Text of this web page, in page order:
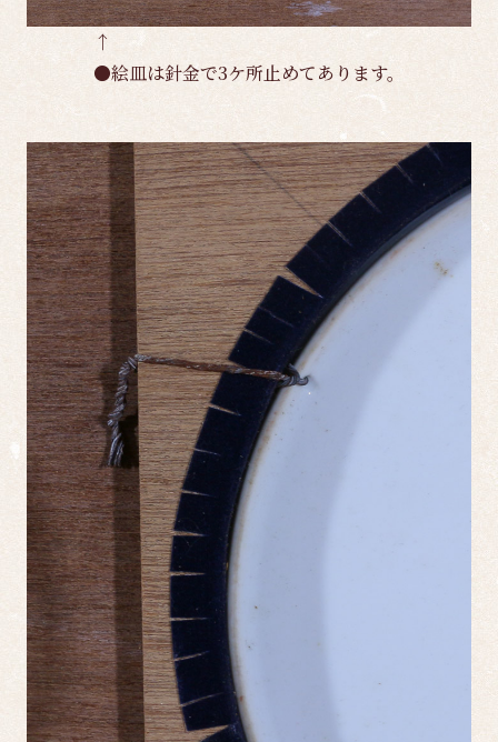
↑
●絵皿は針金で3ケ所止めてあります。